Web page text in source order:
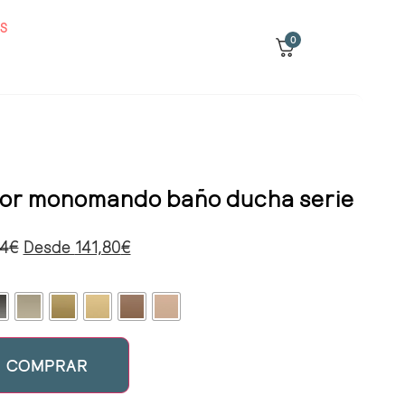
0
monomando baño ducha serie
€ Desde 141,80€
COMPRAR